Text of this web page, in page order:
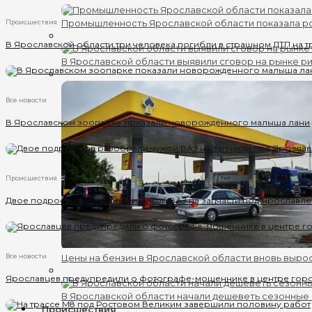
Промышленность Ярославской области показала
В Ярославской области выявили сговор на рынке
Цены на бензин в Ярославской области вновь
В Ярославской области начали дешеветь
Происшествия
Происшествия
В Ярославской области три человека погибли в страшном ДТП на
Все новости
В Ярославском зоопарке показали новорожденного малыша лани
Происшествия
Двое подростков разобрали чужой ВАЗ на запчасти под
Все новости
Ярославцев предупредили о фотографе-мошеннике в центре